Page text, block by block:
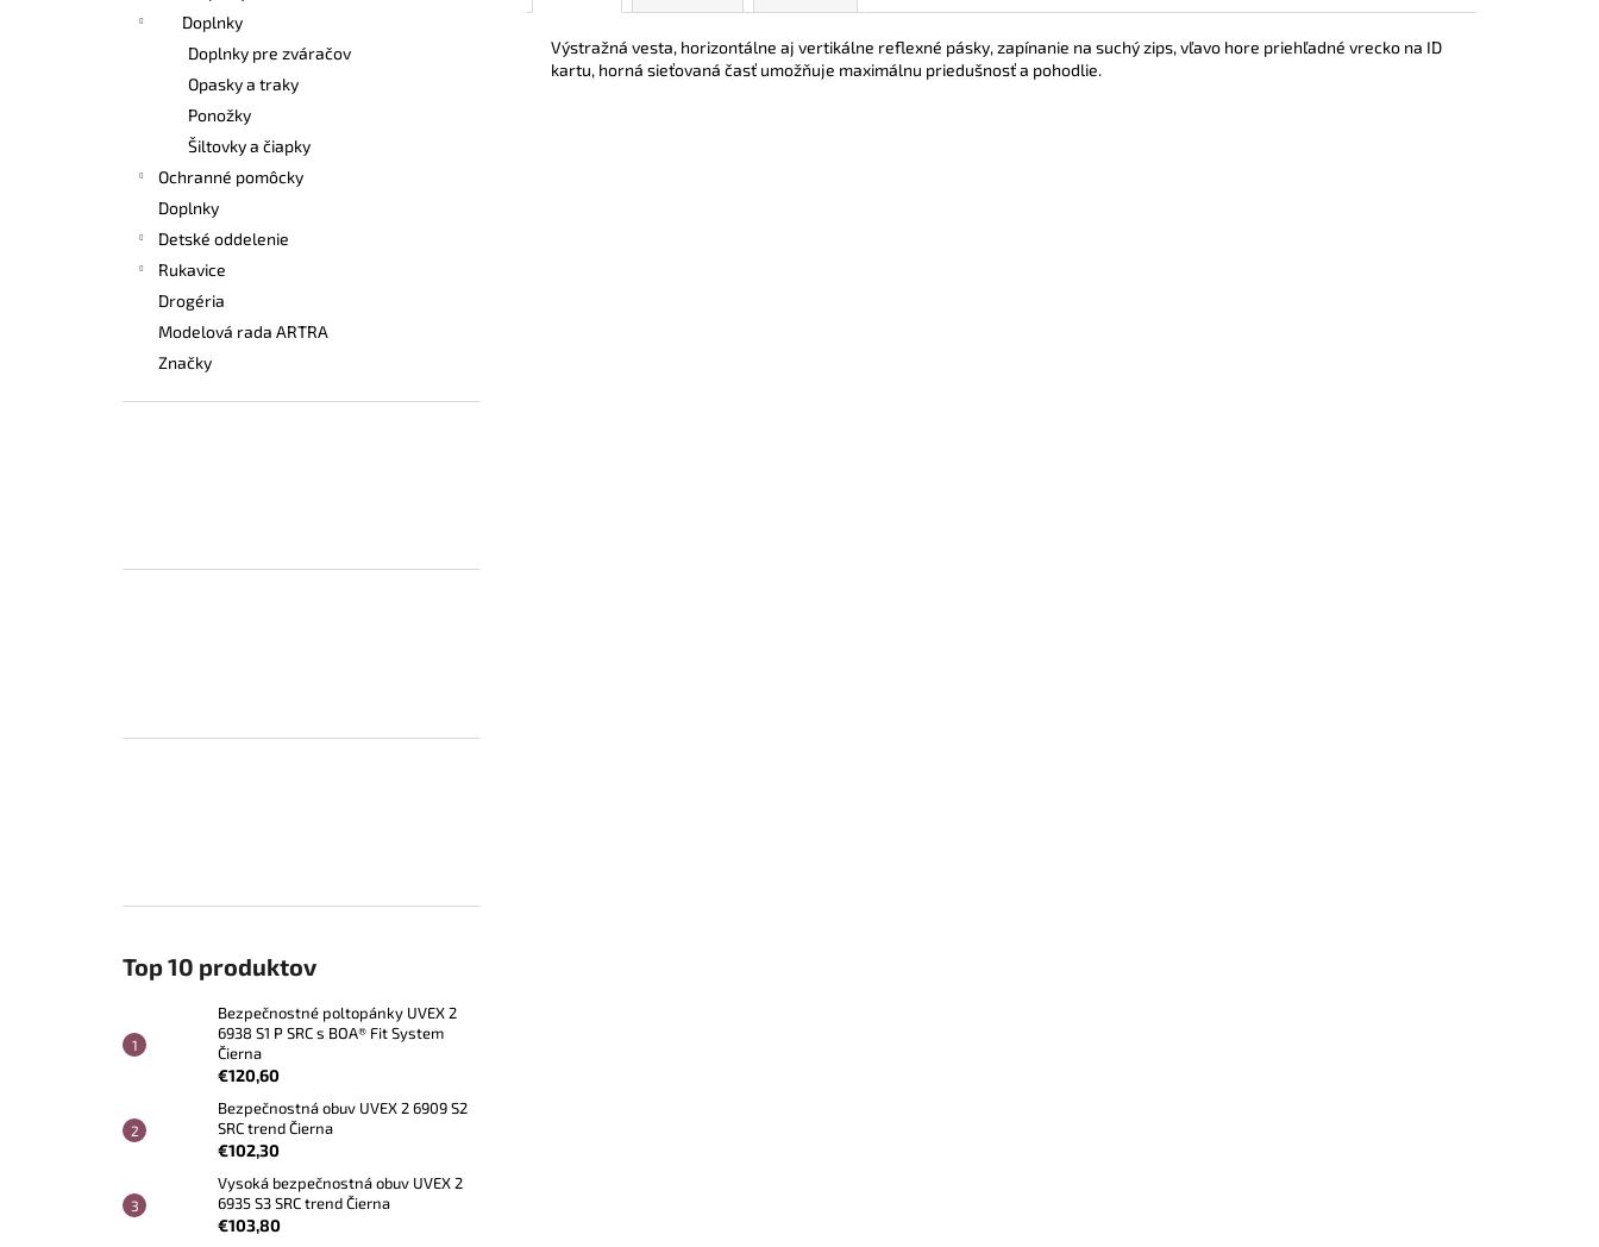
Doplnky
Doplnky pre zváračov
Opasky a traky
Ponožky
Šiltovky a čiapky
Ochranné pomôcky
Doplnky
Detské oddelenie
Rukavice
Drogéria
Modelová rada ARTRA
Značky
Top 10 produktov
Bezpečnostné poltopánky UVEX 2
6938 S1 P SRC s BOA® Fit System
Čierna
€120,60
Bezpečnostná obuv UVEX 2 6909 S2
SRC trend Čierna
€102,30
Vysoká bezpečnostná obuv UVEX 2
6935 S3 SRC trend Čierna
€103,80
Výstražná vesta, horizontálne aj vertikálne reflexné pásky, zapínanie na suchý zips, vľavo hore priehľadné vrecko na ID
kartu, horná sieťovaná časť umožňuje maximálnu priedušnosť a pohodlie.